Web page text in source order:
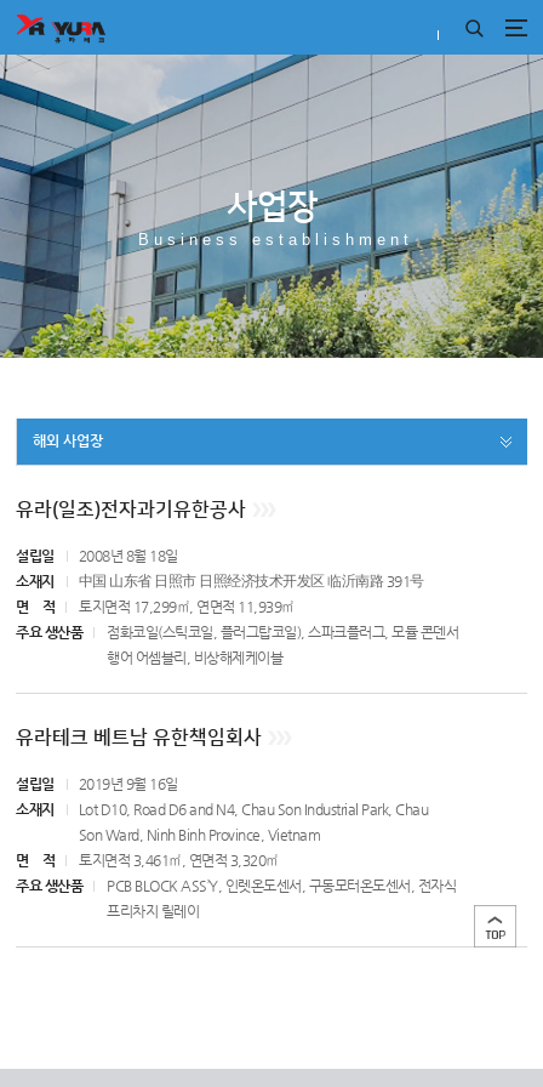
사업장
Business establishment
해외 사업장
유라(일조)전자과기유한공사
설립일
2008년 8월 18일
소재지
中国 山东省 日照市 日照经济技术开发区 临沂南路 391号
면
적
토지면적 17,299㎡, 연면적 11,939㎡
주요 생산품
점화코일(스틱코일, 플러그탑코일), 스파크플러그, 모듈 콘덴서
행어 어셈블리, 비상해제케이블
유라테크 베트남 유한책임회사
설립일
2019년 9월 16일
소재지
Lot D10, Road D6 and N4, Chau Son Industrial Park, Chau
Son Ward, Ninh Binh Province, Vietnam
면
적
토지면적 3,461㎡, 연면적 3,320㎡
주요 생산품
PCB BLOCK ASS’Y, 인렛온도센서, 구동모터온도센서, 전자식
프리차지 릴레이